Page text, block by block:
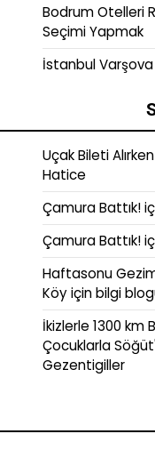
Bodrum Otelleri
Seçimi Yapmak
İstanbul
Uçak Bileti
Hatice
Çamura Battık!
Çamura Battık!
Haftasonu
Köyiçinbilgi
İkizlerle 1300 km
Çocuklarla
Gezentigiller